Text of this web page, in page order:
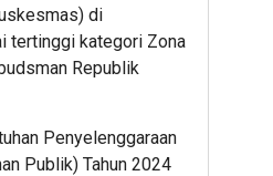
di
tertinggi kategori Zona
Republik
Penyelenggaraan
Publik) Tahun 2024